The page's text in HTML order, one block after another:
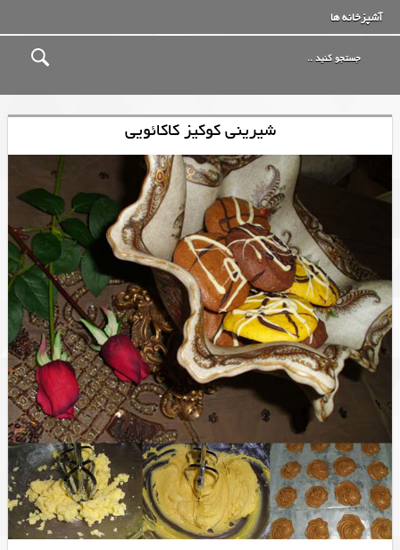
آشپزخانه ها
شیرینی کوکیز کاکائویی